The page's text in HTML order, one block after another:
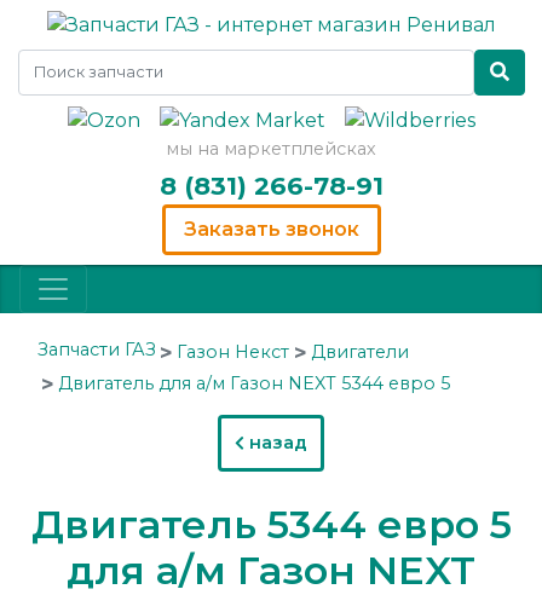
мы на маркетплейсках
8 (831) 266-78-91
Заказать звонок
Запчасти ГАЗ Газон Некст
Двигатели
Двигатель для а/м Газон NEXT 5344 евро 5
назад
Двигатель 5344 евро 5
для а/м Газон NEXT